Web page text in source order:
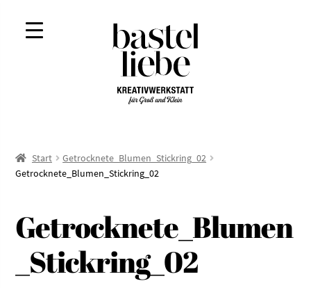
Zur
Navigation
springen
Zum
Inhalt
springen
Start
Getrocknete_Blumen_Stickring_02
Getrocknete_Blumen_Stickring_02
Getrocknete_Blumen
_Stickring_02